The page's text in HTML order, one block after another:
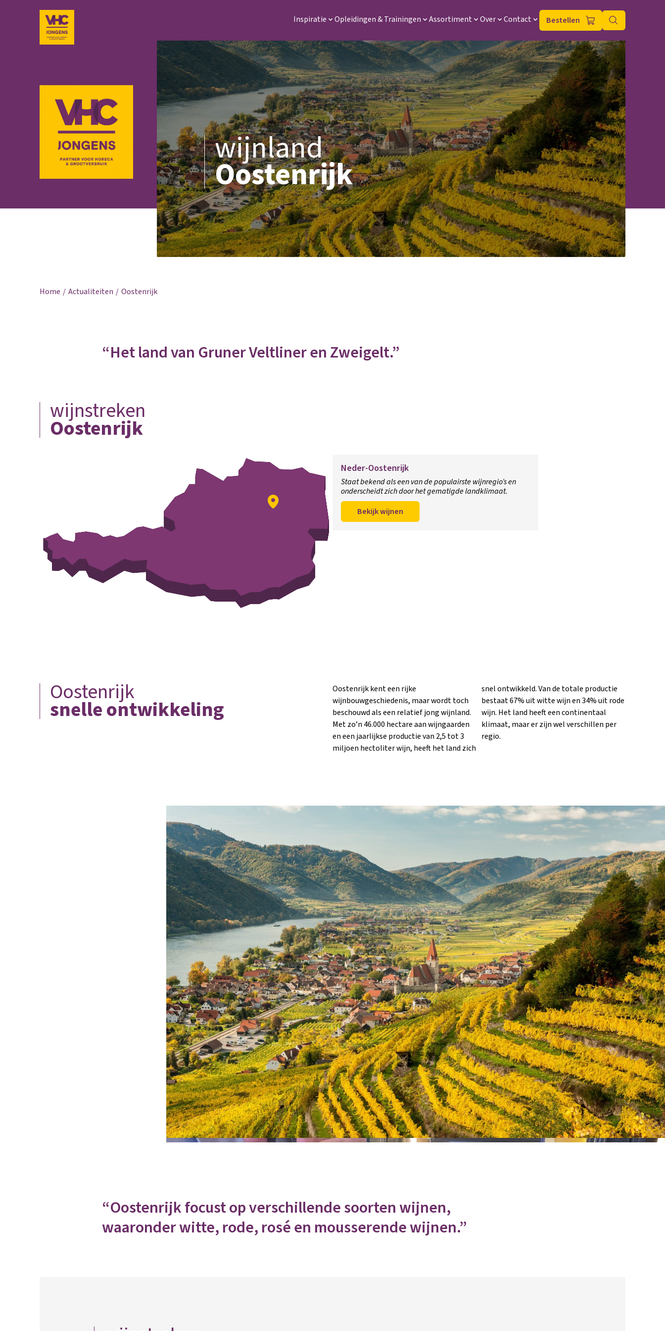
Inspiratie Opleidingen & Trainingen Assortiment Over Contact Bestellen
wijnland
Oostenrijk
Home Actualiteiten Oostenrijk
“Het land van Gruner Veltliner en Zweigelt.”
wijnstreken
Oostenrijk
Neder-Oostenrijk
Staat bekend als een van de populairste wijnregio’s en
onderscheidt zich door het gematigde landklimaat.
Bekijk wijnen
Oostenrijk
snelle ontwikkeling
Oostenrijk kent een rijke
wijnbouwgeschiedenis, maar wordt toch
beschouwd als een relatief jong wijnland.
Met zo’n 46.000 hectare aan wijngaarden
en een jaarlijkse productie van 2,5 tot 3
miljoen hectoliter wijn, heeft het land zich
snel ontwikkeld. Van de totale productie
bestaat 67% uit witte wijn en 34% uit rode
wijn. Het land heeft een continentaal
klimaat, maar er zijn wel verschillen per
regio.
“Oostenrijk focust op verschillende soorten wijnen,
waaronder witte, rode, rosé en mousserende wijnen.”